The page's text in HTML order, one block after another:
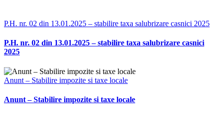
P.H. nr. 02 din 13.01.2025 – stabilire taxa salubrizare casnici 2025
P.H. nr. 02 din 13.01.2025 – stabilire taxa salubrizare casnici
2025
Anunt – Stabilire impozite si taxe locale
Anunt – Stabilire impozite si taxe locale